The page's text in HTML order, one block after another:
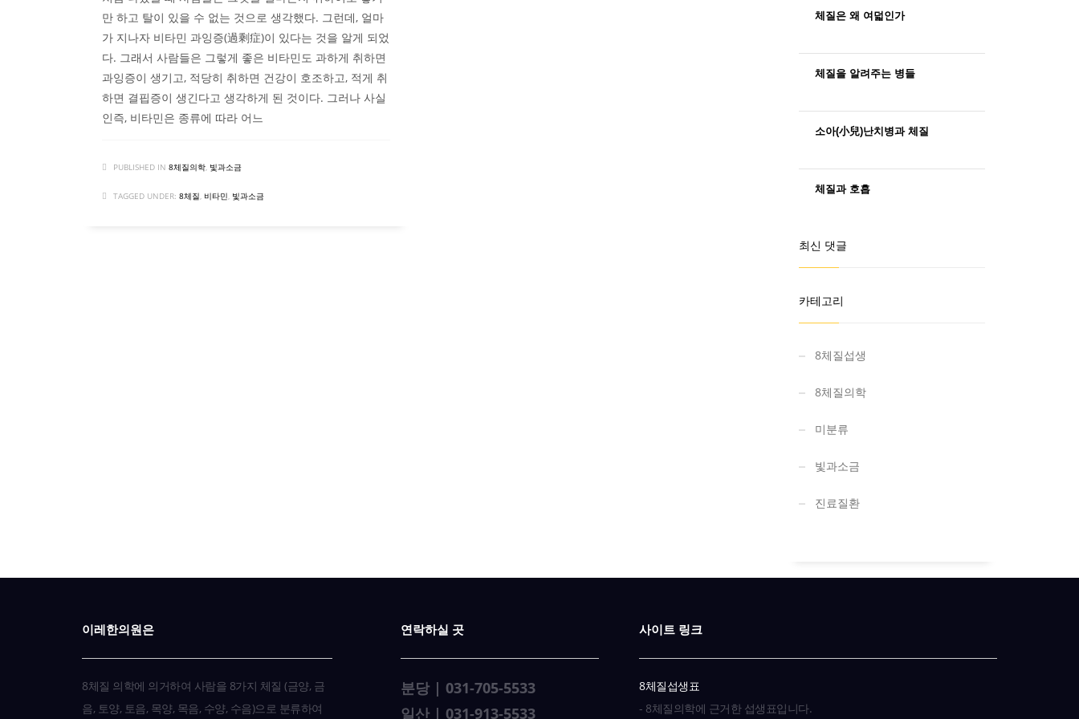
만 하고 탈이 있을 수 없는 것으로 생각했다. 그런데, 얼마
가 지나자 비타민 과잉증(過剩症)이 있다는 것을 알게 되었
다. 그래서 사람들은 그렇게 좋은 비타민도 과하게 취하면
과잉증이 생기고, 적당히 취하면 건강이 호조하고, 적게 취
하면 결핍증이 생긴다고 생각하게 된 것이다. 그러나 사실
인즉, 비타민은 종류에 따라 어느
PUBLISHED IN 8체질의학, 빛과소금
TAGGED UNDER: 8체질, 비타민, 빛과소금
체질은 왜 여덟인가
체질을 알려주는 병들
소아(小兒)난치병과 체질
체질과 호흡
최신 댓글
카테고리
8체질섭생
8체질의학
미분류
빛과소금
진료질환
이레한의원은
8체질 의학에 의거하여 사람을 8가지 체질 (금양, 금
음, 토양, 토음, 목양, 목음, 수양, 수음)으로 분류하여
연락하실 곳
분당 | 031-705-5533
일산 | 031-913-5533
사이트 링크
8체질섭생표
- 8체질의학에 근거한 섭생표입니다.